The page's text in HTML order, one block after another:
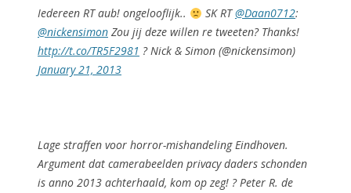
Iedereen RT aub! ongelooflijk.. SK RT@Daan0712:
@nickensimon Zou jij deze willen re tweeten? Thanks!
http://t.co/TR5F2981 ? Nick & Simon (@nickensimon)
January 21, 2013
Lage straffen voor horror-mishandeling Eindhoven.
Argument dat camerabeelden privacy daders schonden
is anno 2013 achterhaald, kom op zeg! ? Peter R. de